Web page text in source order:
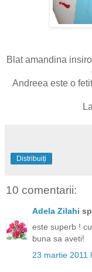
Blat amandina
Andreea este o
Distribuiți
10 comentarii:
Adela Zilahi
este superb !
buna sa aveti!
23 martie 2011